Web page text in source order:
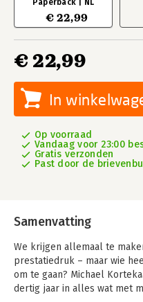
Paperback | NL
€ 22,99
€ 22,99
In
Op voorraad
Vandaag voor 23:00
Gratis verzonden
Past door de
Samenvatting
We krijgen allemaal te
prestatiedruk – maar wie
om te gaan? Michael
dertig jaar in alles wat met